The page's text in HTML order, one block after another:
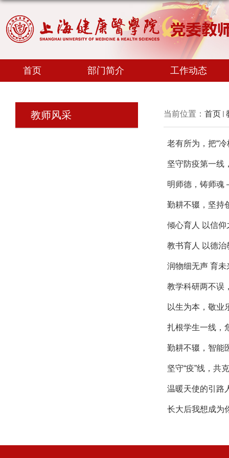
首页 部门简介 工作动态
教师风采 当前位置： 首页
老有所为，把“
坚守防疫第一
明师德，铸师
勤耕不辍，坚
倾心育人 以信
教书育人 以德
润物细无声 育
教学科研两不
以生为本，敬
扎根学生一线，
勤耕不辍，智能
坚守“疫”线，
温暖天使的引
长大后我想成